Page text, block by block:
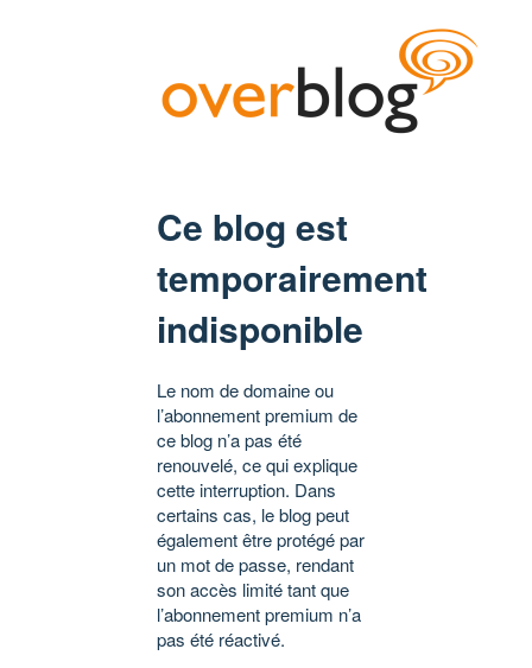
Ce blog est
temporairement
indisponible
Le nom de domaine ou
l’abonnement premium de
ce blog n’a pas été
renouvelé, ce qui explique
cette interruption. Dans
certains cas, le blog peut
également être protégé par
un mot de passe, rendant
son accès limité tant que
l’abonnement premium n’a
pas été réactivé.